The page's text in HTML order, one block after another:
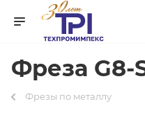
Фреза G8-
Фрезы по металлу